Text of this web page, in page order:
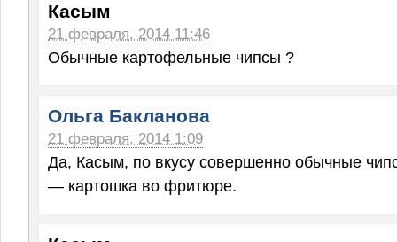
Касым
21 февраля, 2014 11:46
Обычные картофельные чипсы ?
Ольга Бакланова
21 февраля, 2014 1:09
Да, Касым, по вкусу совершенно обычные
— картошка во фритюре.